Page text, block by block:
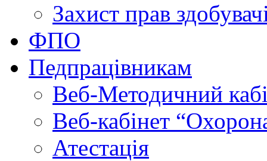
Захист прав
ФПО
Педпрацівникам
Веб-Методичний
Веб-кабінет
Атестація